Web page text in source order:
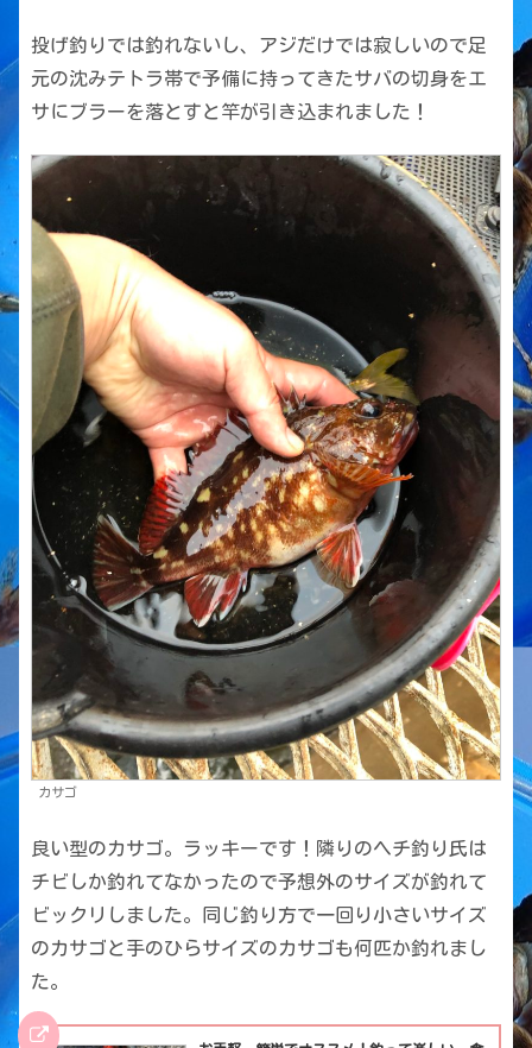
投げ釣りでは釣れないし、アジだけでは寂しいので足
元の沈みテトラ帯で予備に持ってきたサバの切身をエ
サにブラーを落とすと竿が引き込まれました！
カサゴ
良い型のカサゴ。ラッキーです！隣りのヘチ釣り氏は
チビしか釣れてなかったので予想外のサイズが釣れて
ビックリしました。同じ釣り方で一回り小さいサイズ
のカサゴと手のひらサイズのカサゴも何匹か釣れまし
た。